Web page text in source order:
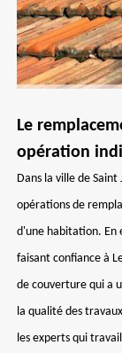
Le
opération
Dans la ville de Saint
opérations de
d'une habitation. En
faisant confiance à
de couverture qui a
la qualité des
les experts qui